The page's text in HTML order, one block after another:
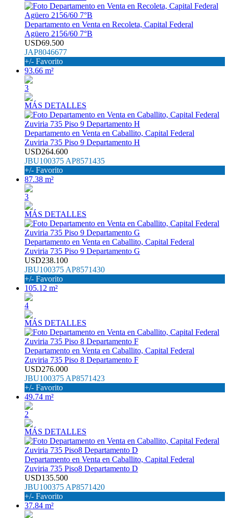
Departamento en Venta en Recoleta, Capital Federal
Agüero 2156/60 7°B
USD69.500
JAP8046677
+/- Favorito
93.66 m²
3
MÁS DETALLES
Departamento en Venta en Caballito, Capital Federal
Zuviria 735 Piso 9 Departamento H
USD264.600
JBU100375 AP8571435
+/- Favorito
87.38 m²
3
MÁS DETALLES
Departamento en Venta en Caballito, Capital Federal
Zuviria 735 Piso 9 Departamento G
USD238.100
JBU100375 AP8571430
+/- Favorito
105.12 m²
4
MÁS DETALLES
Departamento en Venta en Caballito, Capital Federal
Zuviria 735 Piso 8 Departamento F
USD276.000
JBU100375 AP8571423
+/- Favorito
49.74 m²
2
MÁS DETALLES
Departamento en Venta en Caballito, Capital Federal
Zuviria 735 Piso8 Departamento D
USD135.500
JBU100375 AP8571420
+/- Favorito
37.84 m²